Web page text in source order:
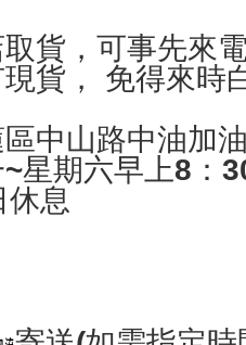
貨，可事先來
貨， 免得來時
中山路中油加
星期六早上8：
息